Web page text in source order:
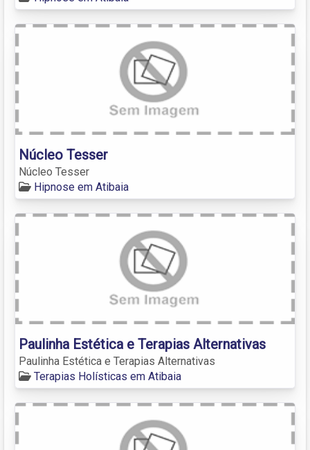
Núcleo Tesser
Núcleo Tesser
Hipnose em Atibaia
Paulinha Estética e Terapias Alternativas
Paulinha Estética e Terapias Alternativas
Terapias Holísticas em Atibaia